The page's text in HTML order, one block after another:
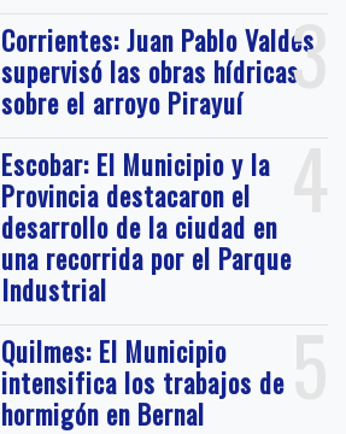
3
Corrientes: Juan Pablo Valdés
supervisó las obras hídricas
sobre el arroyo Pirayuí
4
Escobar: El Municipio y la
Provincia destacaron el
desarrollo de la ciudad en
una recorrida por el Parque
Industrial
5
Quilmes: El Municipio
intensifica los trabajos de
hormigón en Bernal